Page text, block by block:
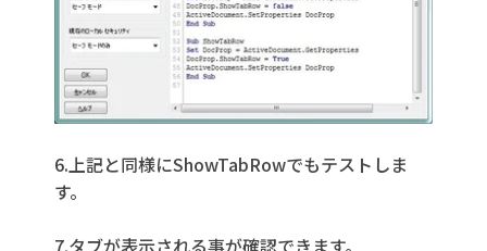
6.上記と同様にShowTabRowでもテストしま
す。
7.タブが表示される事が確認できます。